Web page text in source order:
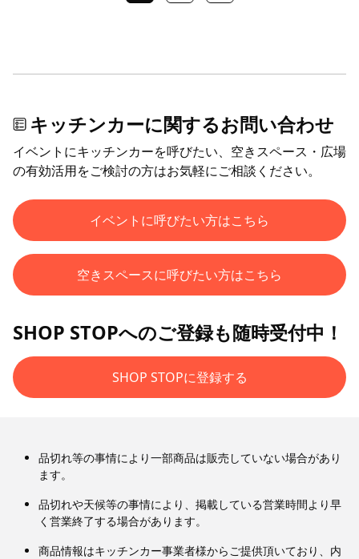
キッチンカーに関するお問い合わせ
イベントにキッチンカーを呼びたい、空きスペース・広場
の有効活用をご検討の方はお気軽にご相談ください。
イベントに呼びたい方はこちら
空きスペースに呼びたい方はこちら
SHOP STOPへのご登録も随時受付中！
SHOP STOPに登録する
品切れ等の事情により一部商品は販売していない場合があり
ます。
品切れや天候等の事情により、掲載している営業時間より早
く営業終了する場合があります。
商品情報はキッチンカー事業者様からご提供頂いており、内